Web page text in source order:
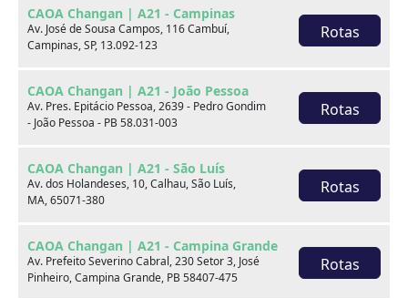
CAOA Changan | A21 - Campinas
Av. José de Sousa Campos, 116 Cambuí,
Campinas, SP, 13.092-123
Rotas
CAOA Changan | A21 - João Pessoa
Av. Pres. Epitácio Pessoa, 2639 - Pedro Gondim
- João Pessoa - PB 58.031-003
Rotas
CAOA Changan | A21 - São Luís
Av. dos Holandeses, 10, Calhau, São Luís,
MA, 65071-380
Rotas
CAOA Changan | A21 - Campina Grande
Av. Prefeito Severino Cabral, 230 Setor 3, José
Pinheiro, Campina Grande, PB 58407-475
Rotas
xxx
xxx
xxx
xxxxxx/xxxxxx
xxxxxx/xxxxxx
xxx